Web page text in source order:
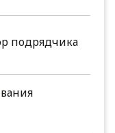
подрядчика